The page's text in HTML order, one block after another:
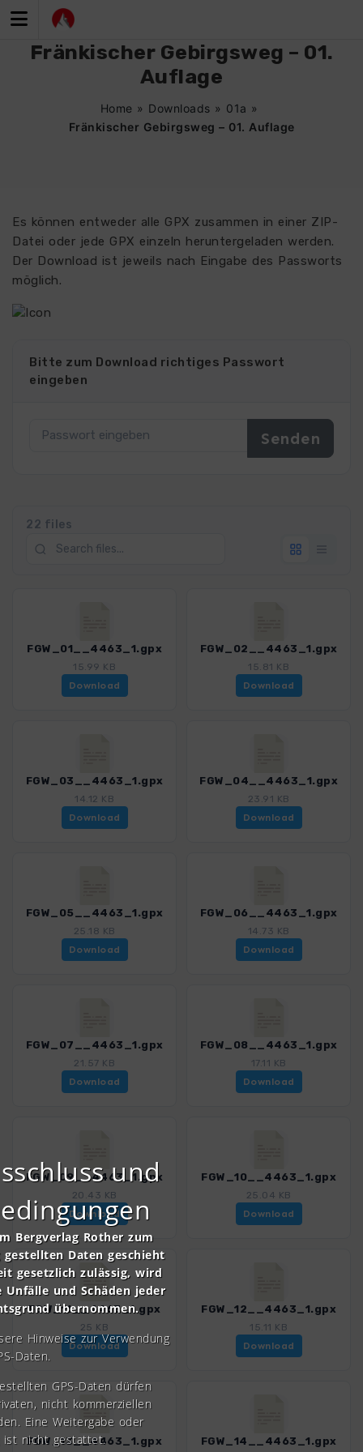
Inhalt
Fränkischer Gebirgsweg – 01.
Auflage
Home » Downloads » 01a »
Fränkischer Gebirgsweg – 01. Auflage
Es können entweder alle GPX zusammen in einer ZIP-
Datei oder jede GPX einzeln heruntergeladen werden.
Der Download ist jeweils nach Eingabe des Passworts
möglich.
Bitte zum Download richtiges Passwort
eingeben
22 files
FGW_01__4463_1.gpx
15.99 KB
Download
FGW_02__4463_1.gpx
15.81 KB
Download
FGW_03__4463_1.gpx
14.12 KB
Download
FGW_04__4463_1.gpx
23.91 KB
Download
FGW_05__4463_1.gpx
25.18 KB
Download
FGW_06__4463_1.gpx
14.73 KB
Download
FGW_07__4463_1.gpx
21.57 KB
Download
FGW_08__4463_1.gpx
17.11 KB
Download
FGW_09__4463_1.gpx
20.43 KB
Download
FGW_10__4463_1.gpx
25.04 KB
Download
FGW_11__4463_1.gpx
25 KB
Download
FGW_12__4463_1.gpx
15.11 KB
Download
FGW_13__4463_1.gpx FGW_14__4463_1.gpx
und
Bergverlag Rother zum
Daten geschieht
gesetzlich zulässig, wird
und Schäden jeder
übernommen.
Hinweise zur Verwendung
Daten.
GPS-Daten dürfen
nicht kommerziellen
Eine Weitergabe oder
ist nicht gestattet.